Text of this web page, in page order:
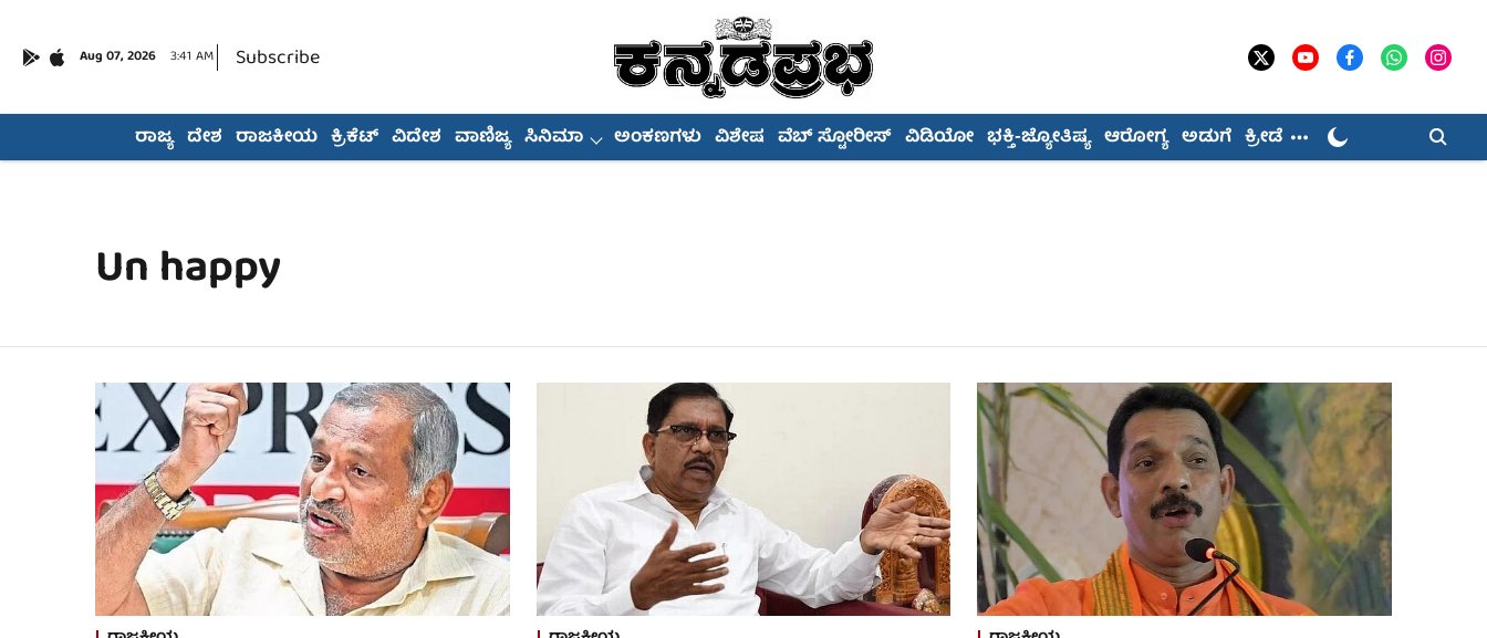
Aug 07, 2026 3:41 AM Subscribe
ರಾಜ್ಯ ದೇಶ ರಾಜಕೀಯ ಕ್ರಿಕೆಟ್ ವಿದೇಶ ವಾಣಿಜ್ಯ ಸಿನಿಮಾ ಅಂಕಣಗಳು ವಿಶೇಷ ವೆಬ್ ಸ್ಟೋರೀಸ್ ವಿಡಿಯೋ ಭಕ್ತಿ-ಜ್ಯೋತಿಷ್ಯ ಆರೋಗ್ಯ ಅಡುಗೆ ಕ್ರೀಡೆ
Un happy